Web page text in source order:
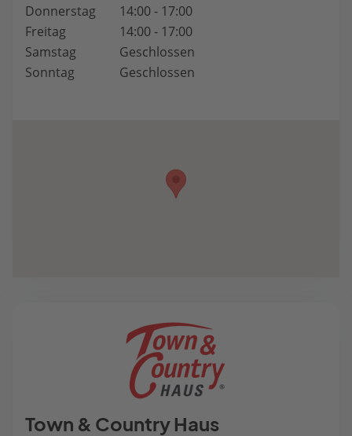
Donnerstag
14:00 - 17:00
Freitag
14:00 - 17:00
Samstag
Geschlossen
Sonntag
Geschlossen
Town & Country Haus